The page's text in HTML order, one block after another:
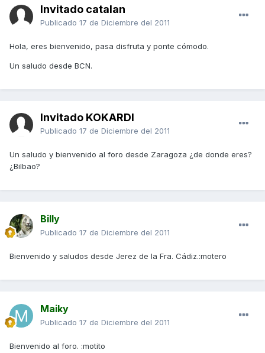
Invitado catalan
Publicado 17 de Diciembre del 2011
Hola, eres bienvenido, pasa disfruta y ponte cómodo.
Un saludo desde BCN.
Invitado KOKARDI
Publicado 17 de Diciembre del 2011
Un saludo y bienvenido al foro desde Zaragoza ¿de donde eres?
¿Bilbao?
Billy
Publicado 17 de Diciembre del 2011
Bienvenido y saludos desde Jerez de la Fra. Cádiz.:motero
Maiky
Publicado 17 de Diciembre del 2011
Bienvenido al foro. :motito